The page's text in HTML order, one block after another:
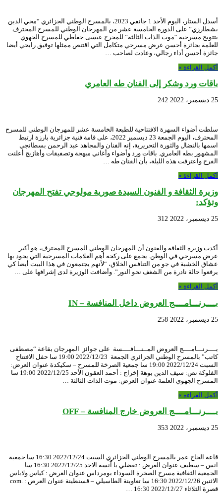
أسدل الستار، اليوم الأحد 1 جانفي 2023، بالمسرح الوطني الجزائري “محي الدين
بشطارزي” على الدورة الخامسة عشر من المهرجان الوطني للمسرح المحترف
بتتويج مسرحية “موت الذات الثالثة” للمخرج عيسى جقاطي للمسرح الجهوي
للعلمة بجائزة أحسن عرض مسرحي متكامل التي اقتنص ممثلها توفيق رابحي أيضا
جائزة أحسن أداء رجالي، وعادت لصاحب …
أكمل القراءة »
باقات ورد وشكر إلى الفنان طه العامري
25 ديسمبر، 2022 242
سلطت أضواء السهرة الافتتاحية للطبعة الخامسة عشر للمهرجان الوطني للمسرح
المحترف، اليوم الجمعة 23 ديسمبر 2022، على قامة فنية جزائرية بارزة ارتبط
اسمها بالنضال والثورة التحريرية، إنه الفنان والمجاهد عبد الرحمن بسطانجي
المشهور بطه العامري. باقات ورد وأضواء وأغاني مبهجة وتصفيقات وأهازيج أعلنت
الفرح واعترفت هذه الليلة، بأن الفنان طه …
أكمل القراءة »
وزيرة الثقافة و الفنون السيدة صورية مولوجي تفتح المهرجان
وتؤكد:
25 ديسمبر، 2022 312
أكدت وزيرة الثقافة والفنون أن المهرجان الوطني المسرح المحترف، هو أكبر
عرض مسرحي في الوطن. يجمع على ركحه أهم العلامات المسرحية التي يجود بها
عشاق الخشبة في جو من التنافس الخلاق، “لأنهم يجتمعون في هذا البيت أيضا كي
يرفعوا حالة نادرة من الشغف نحو النور”. وأضافت الوزيرة لدى إشرافها على …
أكمل القراءة »
بــــرنـــامــــج العروض داخل المنافسة – IN
25 ديسمبر، 2022 258
بــــرنـــامــــج العروض المــنـــافــــسة على جوائز المهرجان بقاعة “مصطفى
كاتب” بالمسرح الوطني الجزائري الجمعة 2022/12/23 19:00 سا حفل الافتتاح
السبت 2022/12/24 19:00 سا جمعية الصرخة للمسرح – سكيكدة عنوان العرض:
الفلوكة نص: سيف الدين بوهة إخراج : أحمد العقون الأحد 2022/12/25 19:00 سا
المسرح الجهوي العلمة عنوان العرض: موت الذات الثالثة …
أكمل القراءة »
بــــرنـــامــــج العروض خارج المنافسة – OFF
25 ديسمبر، 2022 353
قاعة الحاج عمر بالمسرح الوطني الجزائري السبت 2022/12/24 16:30 سا جمعية
انس – سطيف عنوان العرض : تفضلي يا آنسة الاحد 2022/12/25 16:30 سا
الجمعية الثقافية مسرح الصخرة السوداء بومرداس عنوان العرض : كياس ولاباس
الاثنين 2022/12/26 16:30 سا تعاوينة الطاسيلي – قسنطينة عنوان العرض : .com
قصرة الثلاثاء 2022/12/27 16:30 …